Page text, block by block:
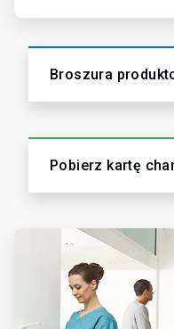
Broszura
Pobierz kartę